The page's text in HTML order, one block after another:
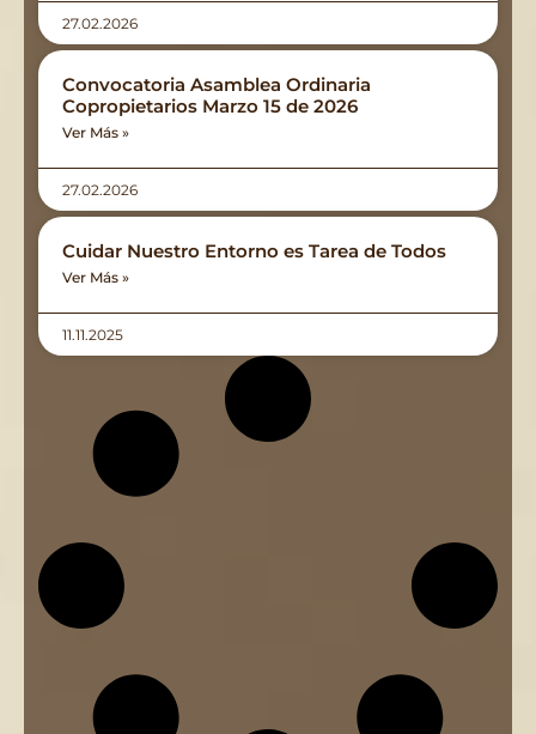
27.02.2026
Convocatoria Asamblea Ordinaria
Copropietarios Marzo 15 de 2026
Ver Más »
27.02.2026
Cuidar Nuestro Entorno es Tarea de Todos
Ver Más »
11.11.2025